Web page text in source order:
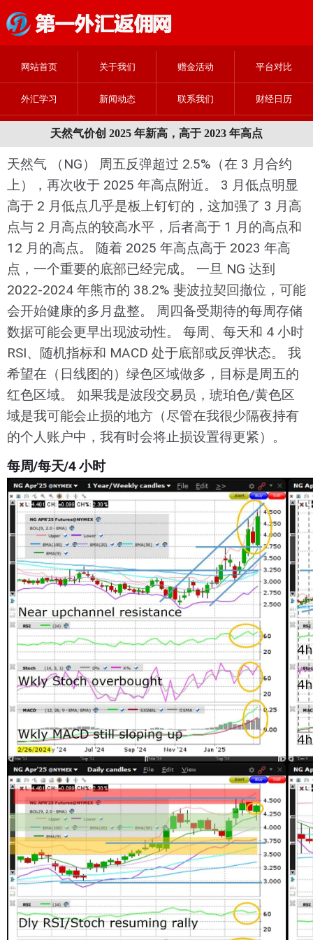
网站首页 关于我们 赠金活动 平台对比
外汇学习 新闻动态 联系我们 财经日历
天然气价创 2025 年新高，高于 2023 年高点
天然气 （NG） 周五反弹超过 2.5%（在 3 月合约
上），再次收于 2025 年高点附近。 3 月低点明显
高于 2 月低点几乎是板上钉钉的，这加强了 3 月高
点与 2 月高点的较高水平，后者高于 1 月的高点和
12 月的高点。 随着 2025 年高点高于 2023 年高
点，一个重要的底部已经完成。 一旦 NG 达到
2022-2024 年熊市的 38.2% 斐波拉契回撤位，可能
会开始健康的多月盘整。 周四备受期待的每周存储
数据可能会更早出现波动性。 每周、每天和 4 小时
RSI、随机指标和 MACD 处于底部或反弹状态。 我
希望在（日线图的）绿色区域做多，目标是周五的
红色区域。 如果我是波段交易员，琥珀色/黄色区
域是我可能会止损的地方（尽管在我很少隔夜持有
的个人账户中，我有时会将止损设置得更紧）。
每周/每天/4 小时